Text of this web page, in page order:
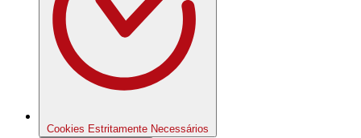
Cookies Estritamente Necessários